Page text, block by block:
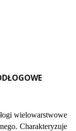
wielowarstwowe
Charakteryzuje